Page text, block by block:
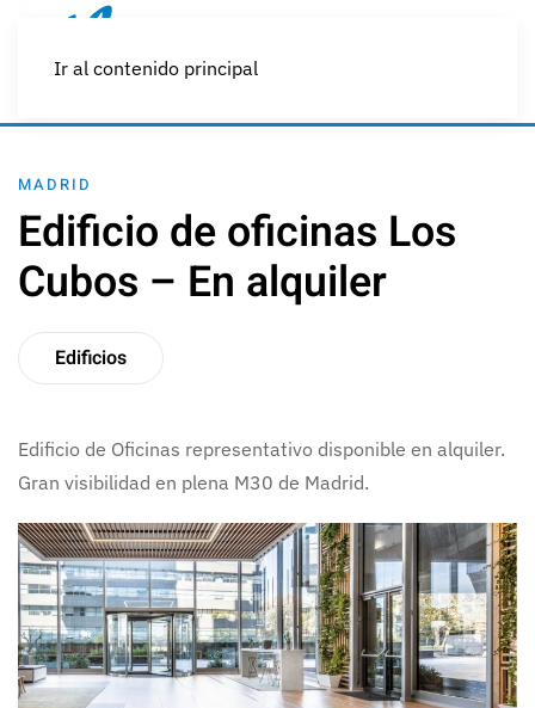
Ir al contenido principal
MADRID
Edificio de oficinas Los
Cubos – En alquiler
Edificios
Edificio de Oficinas representativo disponible en alquiler.
Gran visibilidad en plena M30 de Madrid.